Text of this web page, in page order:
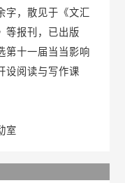
，散见于《文汇
等报刊，已出版
第十一届当当影响
设阅读与写作课
室